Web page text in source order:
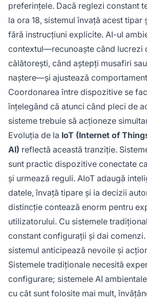
preferințele. Dacă reglezi constant
la ora 18, sistemul învață acest tipar
fără instrucțiuni explicite. AI-ul
contextul—recunoaște când lucrezi
călătorești, când aștepți musafiri
naștere—și ajustează
Coordonarea între dispozitive se
înțelegând că atunci când pleci de
sisteme trebuie să acționeze
Evoluția de la IoT (Internet of
AI) reflectă această tranziție.
sunt practic dispozitive conectate
și urmează reguli. AIoT adaugă
datele, învață tipare și ia decizii
distincție contează enorm pentru
utilizatorului. Cu sistemele
constant configurații și dai
sistemul anticipează nevoile și
Sistemele tradiționale necesită
configurare; sistemele AI
cu cât sunt folosite mai mult,